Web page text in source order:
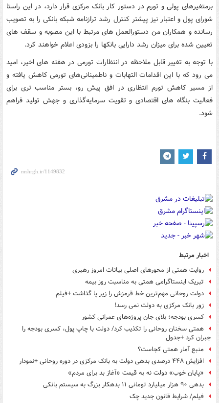
برمتغیرهای پولی و تورم در دستور کار بانک مرکزی قرار دارد، در این راستا
شورای پول و اعتبار نیز پیشتر کنترل رشد ترازنامه شبکه بانکی را به تصویب
رسانده و همکاران من دستورالعمل های مرتبط با این مصوبه و سقف های
تعیین شده برای میزان رشد دارایی بانکها را بزودی اعلام خواهند کرد.
با توجه به تغییر قابل ملاحظه در انتظارات تورمی در هفته های اخیر، امید
می رود که با این اقدامات التهابات و ناطمینانی‌های تورمی کاهش یافته و
از مسیر کاهش تورم انتظاری در افق پیش رو، بستر مناسب تری برای
فعالیت بنگاه های اقتصادی و تقویت سرمایه‌گذاری و جهش تولید فراهم
شود.
اخبار مرتبط
روایت همتی از محورهای اصلی بیانات امروز رهبری
تبریک اینستاگرامی همتی به مناسبت روز بیمه
دولت روحانی مهم‌ترین خط قرمزش را زیر پا گذاشت +فیلم
زور بانک مرکزی به دولت نمی رسد!
کسری بودجه؛ بلای جان پروژه‌های عمرانی کشور
همتی سخنان روحانی را تکذیب کرد/ دولت با چاپ پول، کسری بودجه را
جبران کرد +جدول
منبع آمار همتی کجاست؟
افزایش ۴۴۸ درصدی بدهی دولت به بانک مرکزی در دوره روحانی +نمودار
«پایان خوب» دولت نه به قیمت «آغاز بد برای مردم»
بدهی ۹۰ هزار میلیارد تومانی ۱۱ بدهکار بزرگ به سیستم بانکی
فیلم/ شرایط قانون جدید چک